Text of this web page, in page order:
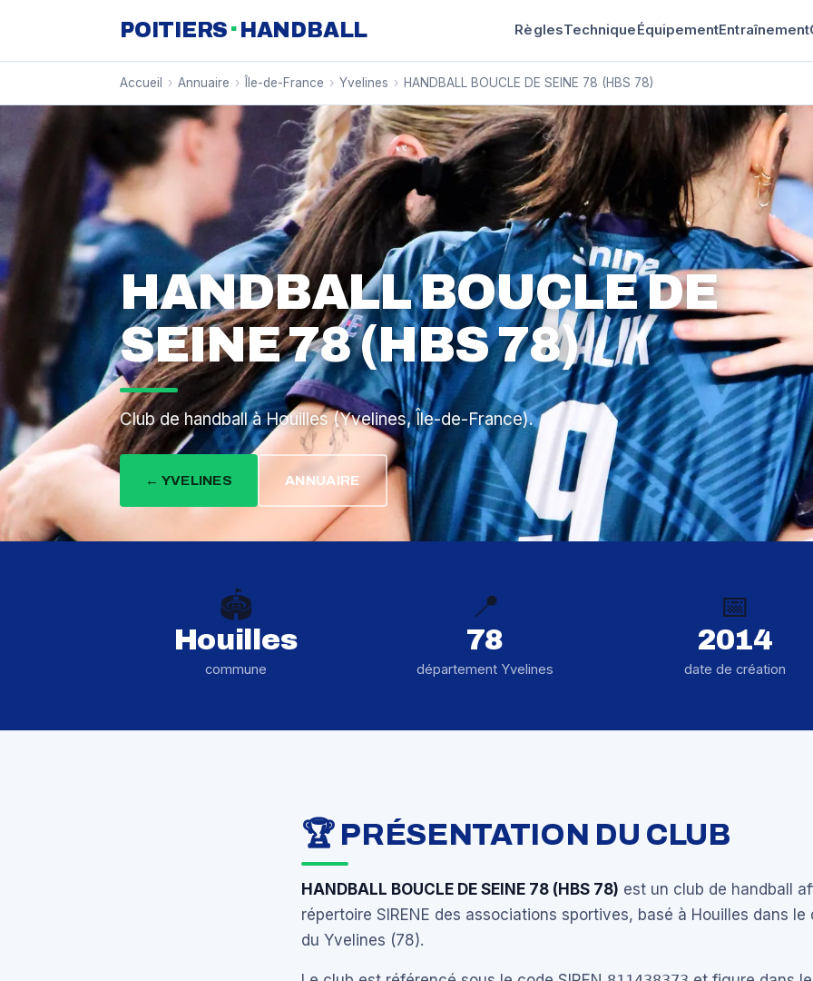
POITIERS · HANDBALL RèglesTechniqueÉquipementEntraînement
Accueil › Annuaire › Île-de-France › Yvelines › HANDBALL BOUCLE DE SEINE 78 (HBS 78)
HANDBALL BOUCLE DE
SEINE 78 (HBS 78)
Club de handball à Houilles (Yvelines, Île-de-France).
← YVELINES ANNUAIRE
🏟️
Houilles
commune
📍
78
département Yvelines
📅
2014
date de création
🏆 PRÉSENTATION DU CLUB
HANDBALL BOUCLE DE SEINE 78 (HBS 78) est un club de handball
répertoire SIRENE des associations sportives, basé à Houilles dans
du Yvelines (78).